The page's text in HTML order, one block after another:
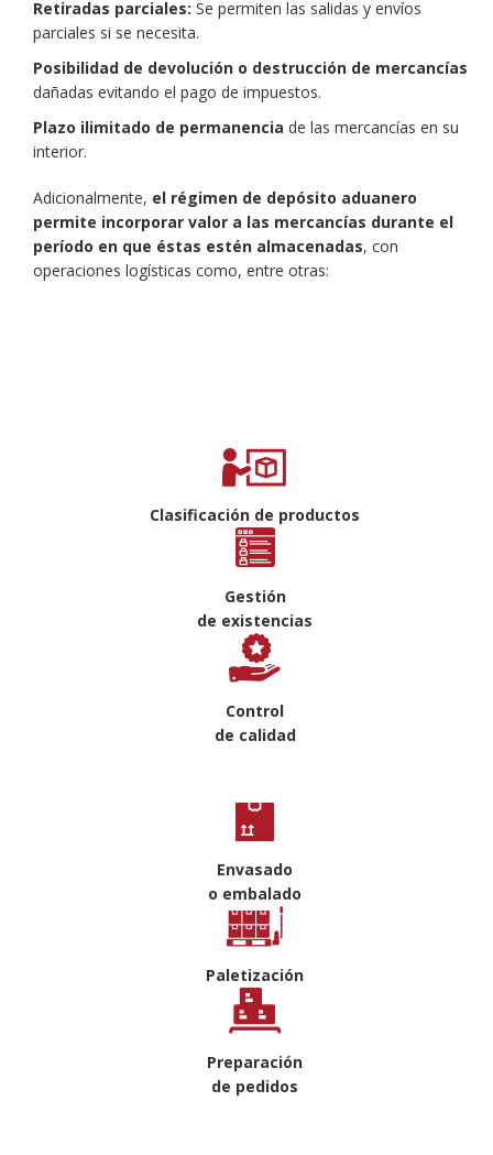
Retiradas parciales: Se permiten las salidas y envíos
parciales si se necesita.
Posibilidad de devolución o destrucción de mercancías
dañadas evitando el pago de impuestos.
Plazo ilimitado de permanencia de las mercancías en su
interior.
Adicionalmente, el régimen de depósito aduanero
permite incorporar valor a las mercancías durante el
período en que éstas estén almacenadas, con
operaciones logísticas como, entre otras:
Clasificación de productos
Gestión
de existencias
Control
de calidad
Envasado
o embalado
Paletización
Preparación
de pedidos